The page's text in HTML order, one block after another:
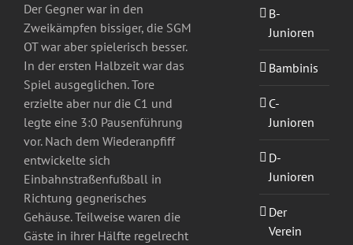
Der Gegner war in den
Zweikämpfen bissiger, die SGM
OT war aber spielerisch besser.
In der ersten Halbzeit war das
Spiel ausgeglichen. Tore
erzielte aber nur die C1 und
legte eine 3:0 Pausenführung
vor. Nach dem Wiederanpfiff
entwickelte sich
Einbahnstraßenfußball in
Richtung gegnerisches
Gehäuse. Teilweise waren die
Gäste in ihrer Hälfte regelrecht
B-
Junioren
Bambinis
C-
Junioren
D-
Junioren
Der
Verein